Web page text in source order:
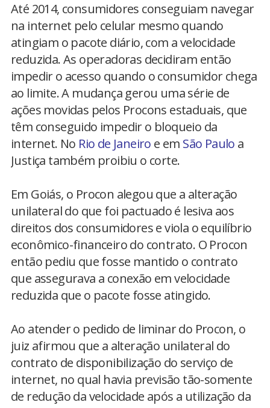
Até 2014, consumidores conseguiam navegar
na internet pelo celular mesmo quando
atingiam o pacote diário, com a velocidade
reduzida. As operadoras decidiram então
impedir o acesso quando o consumidor chega
ao limite. A mudança gerou uma série de
ações movidas pelos Procons estaduais, que
têm conseguido impedir o bloqueio da
internet. No Rio de Janeiro e em São Paulo a
Justiça também proibiu o corte.
Em Goiás, o Procon alegou que a alteração
unilateral do que foi pactuado é lesiva aos
direitos dos consumidores e viola o equilíbrio
econômico-financeiro do contrato. O Procon
então pediu que fosse mantido o contrato
que assegurava a conexão em velocidade
reduzida que o pacote fosse atingido.
Ao atender o pedido de liminar do Procon, o
juiz afirmou que a alteração unilateral do
contrato de disponibilização do serviço de
internet, no qual havia previsão tão-somente
de redução da velocidade após a utilização da